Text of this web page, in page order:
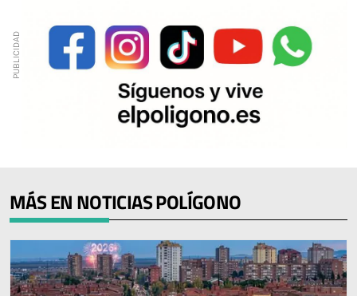
MÁS EN NOTICIAS POLÍGONO